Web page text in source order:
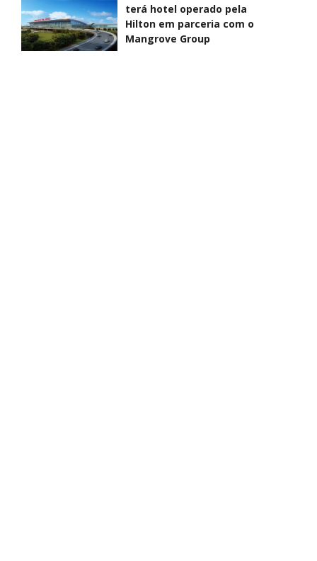
terá hotel operado pela
Hilton em parceria com o
Mangrove Group